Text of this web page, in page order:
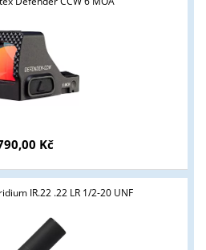
Kč
IR.22 .22 LR 1/2-20 UNF
odborné veřejnosti od 18 let a
a střelivo. Splňujete tyto
NE